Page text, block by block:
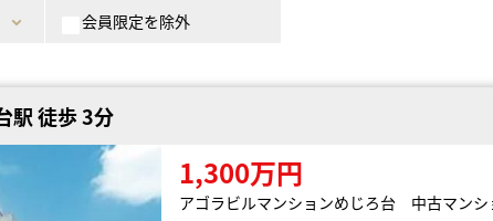
会員限定を除外
駅 徒歩 3分
1,300万円
アゴラビルマンションめじろ台 中古マンシ